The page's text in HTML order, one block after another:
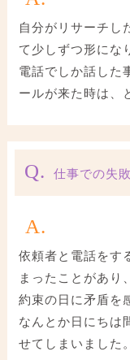
自分がリサーチし
て少しずつ形にな
電話でしか話した
ールが来た時は、
Q. 仕事での失
A.
依頼者と電話をす
まったことがあり、
約束の日に矛盾を
なんとか日にちは
せてしまいました。